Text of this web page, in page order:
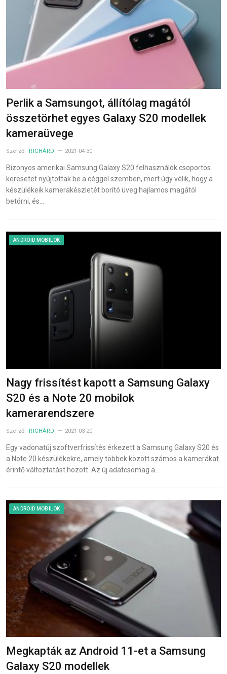
Perlik a Samsungot, állítólag magától
összetörhet egyes Galaxy S20 modellek
kameraüvege
Szerző: RICHÁRD 2021-04-30
Bizonyos amerikai Samsung Galaxy S20 felhasználók csoportos
keresetet nyújtottak be a céggel szemben, mert úgy vélik, hogy a
készülékeik kamerakészletét borító üveg hajlamos magától
betörni, és…
ANDROID MOBILOK
Nagy frissítést kapott a Samsung Galaxy
S20 és a Note 20 mobilok
kamerarendszere
Szerző: RICHÁRD 2021-03-20
Egy vadonatúj szoftverfrissítés érkezett a Samsung Galaxy S20 és
a Note 20 készülékekre, amely többek között számos a kamerákat
érintő változtatást hozott. Az új adatcsomag a…
ANDROID MOBILOK
Megkapták az Android 11-et a Samsung
Galaxy S20 modellek